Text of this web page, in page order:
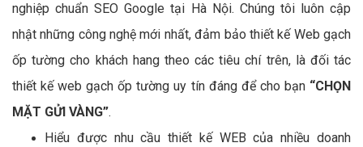
nghiệp chuẩn SEO Google tại Hà Nội. Chúng tôi luôn cập
nhật những công nghệ mới nhất, đảm bảo thiết kế Web gạch
ốp tường cho khách hang theo các tiêu chí trên, là đối tác
thiết kế web gạch ốp tường uy tín đáng để cho bạn “CHỌN
MẶT GỬI VÀNG”.
Hiểu được nhu cầu thiết kế WEB của nhiều doanh